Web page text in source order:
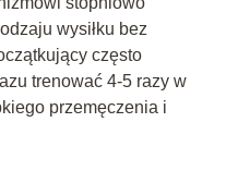
wysiłku bez
często
trenować 4-5 razy w
przemęczenia i